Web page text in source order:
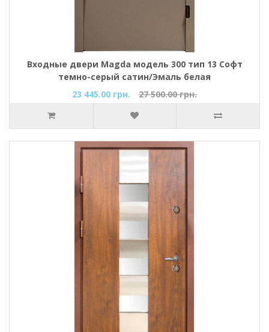
Входные двери Magda модель 300 тип 13 Софт
темно-серый сатин/Эмаль белая
23 445.00 грн.
27 500.00 грн.